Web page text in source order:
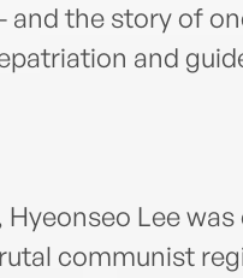
the story of
and
Lee was
communist